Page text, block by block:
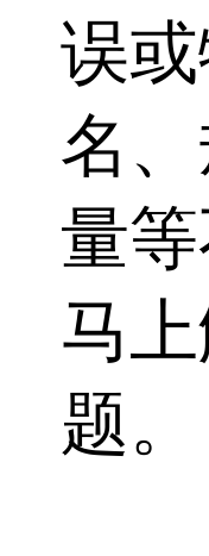
误
名
量
马
题。